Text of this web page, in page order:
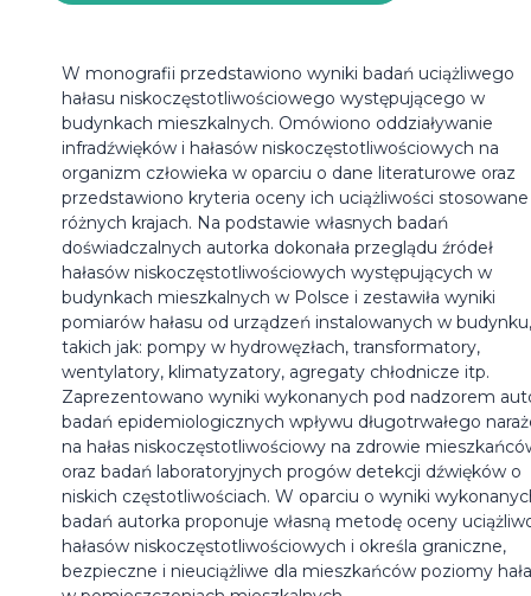
W monografii przedstawiono wyniki badań uciążliwego
hałasu niskoczęstotliwościowego występującego w
budynkach mieszkalnych. Omówiono oddziaływanie
infradźwięków i hałasów niskoczęstotliwościowych na
organizm człowieka w oparciu o dane literaturowe oraz
przedstawiono kryteria oceny ich uciążliwości
różnych krajach. Na podstawie własnych badań
doświadczalnych autorka dokonała przeglądu źródeł
hałasów niskoczęstotliwościowych występujących w
budynkach mieszkalnych w Polsce i zestawiła wyniki
pomiarów hałasu od urządzeń instalowanych w budynku,
takich jak: pompy w hydrowęzłach, transformatory,
wentylatory, klimatyzatory, agregaty chłodnicze itp.
Zaprezentowano wyniki wykonanych pod nadzorem
badań epidemiologicznych wpływu długotrwałego
na hałas niskoczęstotliwościowy na zdrowie
oraz badań laboratoryjnych progów detekcji dźwięków o
niskich częstotliwościach. W oparciu o wyniki
badań autorka proponuje własną metodę oceny
hałasów niskoczęstotliwościowych i określa graniczne,
bezpieczne i nieuciążliwe dla mieszkańców poziomy